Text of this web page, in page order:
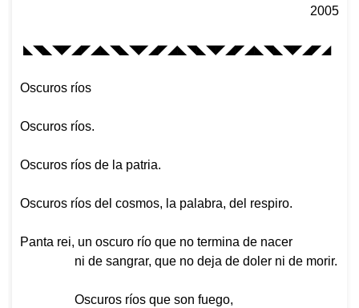
2005
◣◥◣◥◤◢◤◢◣◥◣◥◤◢◤◢◣◥◣◥◤◢◤◢◣◥◣◥◤◢◤◢
Oscuros ríos
Oscuros ríos.
Oscuros ríos de la patria.
Oscuros ríos del cosmos, la palabra, del respiro.
Panta rei, un oscuro río que no termina de nacer
ni de sangrar, que no deja de doler ni de morir.
Oscuros ríos que son fuego,